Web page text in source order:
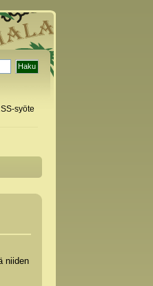
syöte
niiden